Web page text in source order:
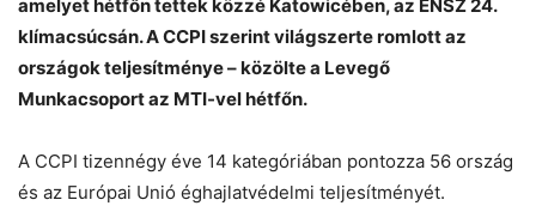
amelyet hétfőn tettek közzé Katowicében, az ENSZ 24.
klímacsúcsán. A CCPI szerint világszerte romlott az
országok teljesítménye – közölte a Levegő
Munkacsoport az MTI-vel hétfőn.
A CCPI tizennégy éve 14 kategóriában pontozza 56 ország
és az Európai Unió éghajlatvédelmi teljesítményét.
Chat Mr wAIste Close
Helló! Miben segíthetek ma?